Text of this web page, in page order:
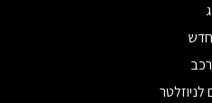
רכב
לניוזלטר